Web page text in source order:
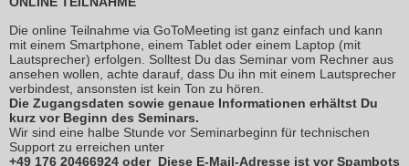
Die online Teilnahme via GoToMeeting ist ganz einfach und kann
mit einem Smartphone, einem Tablet oder einem Laptop (mit
Lautsprecher) erfolgen. Solltest Du das Seminar vom Rechner aus
ansehen wollen, achte darauf, dass Du ihn mit einem Lautsprecher
verbindest, ansonsten ist kein Ton zu hören.
Die Zugangsdaten sowie genaue Informationen erhältst Du
kurz vor Beginn des Seminars.
Wir sind eine halbe Stunde vor Seminarbeginn für technischen
Support zu erreichen unter
+49 176 20466924 oder Diese E-Mail-Adresse ist vor Spambots